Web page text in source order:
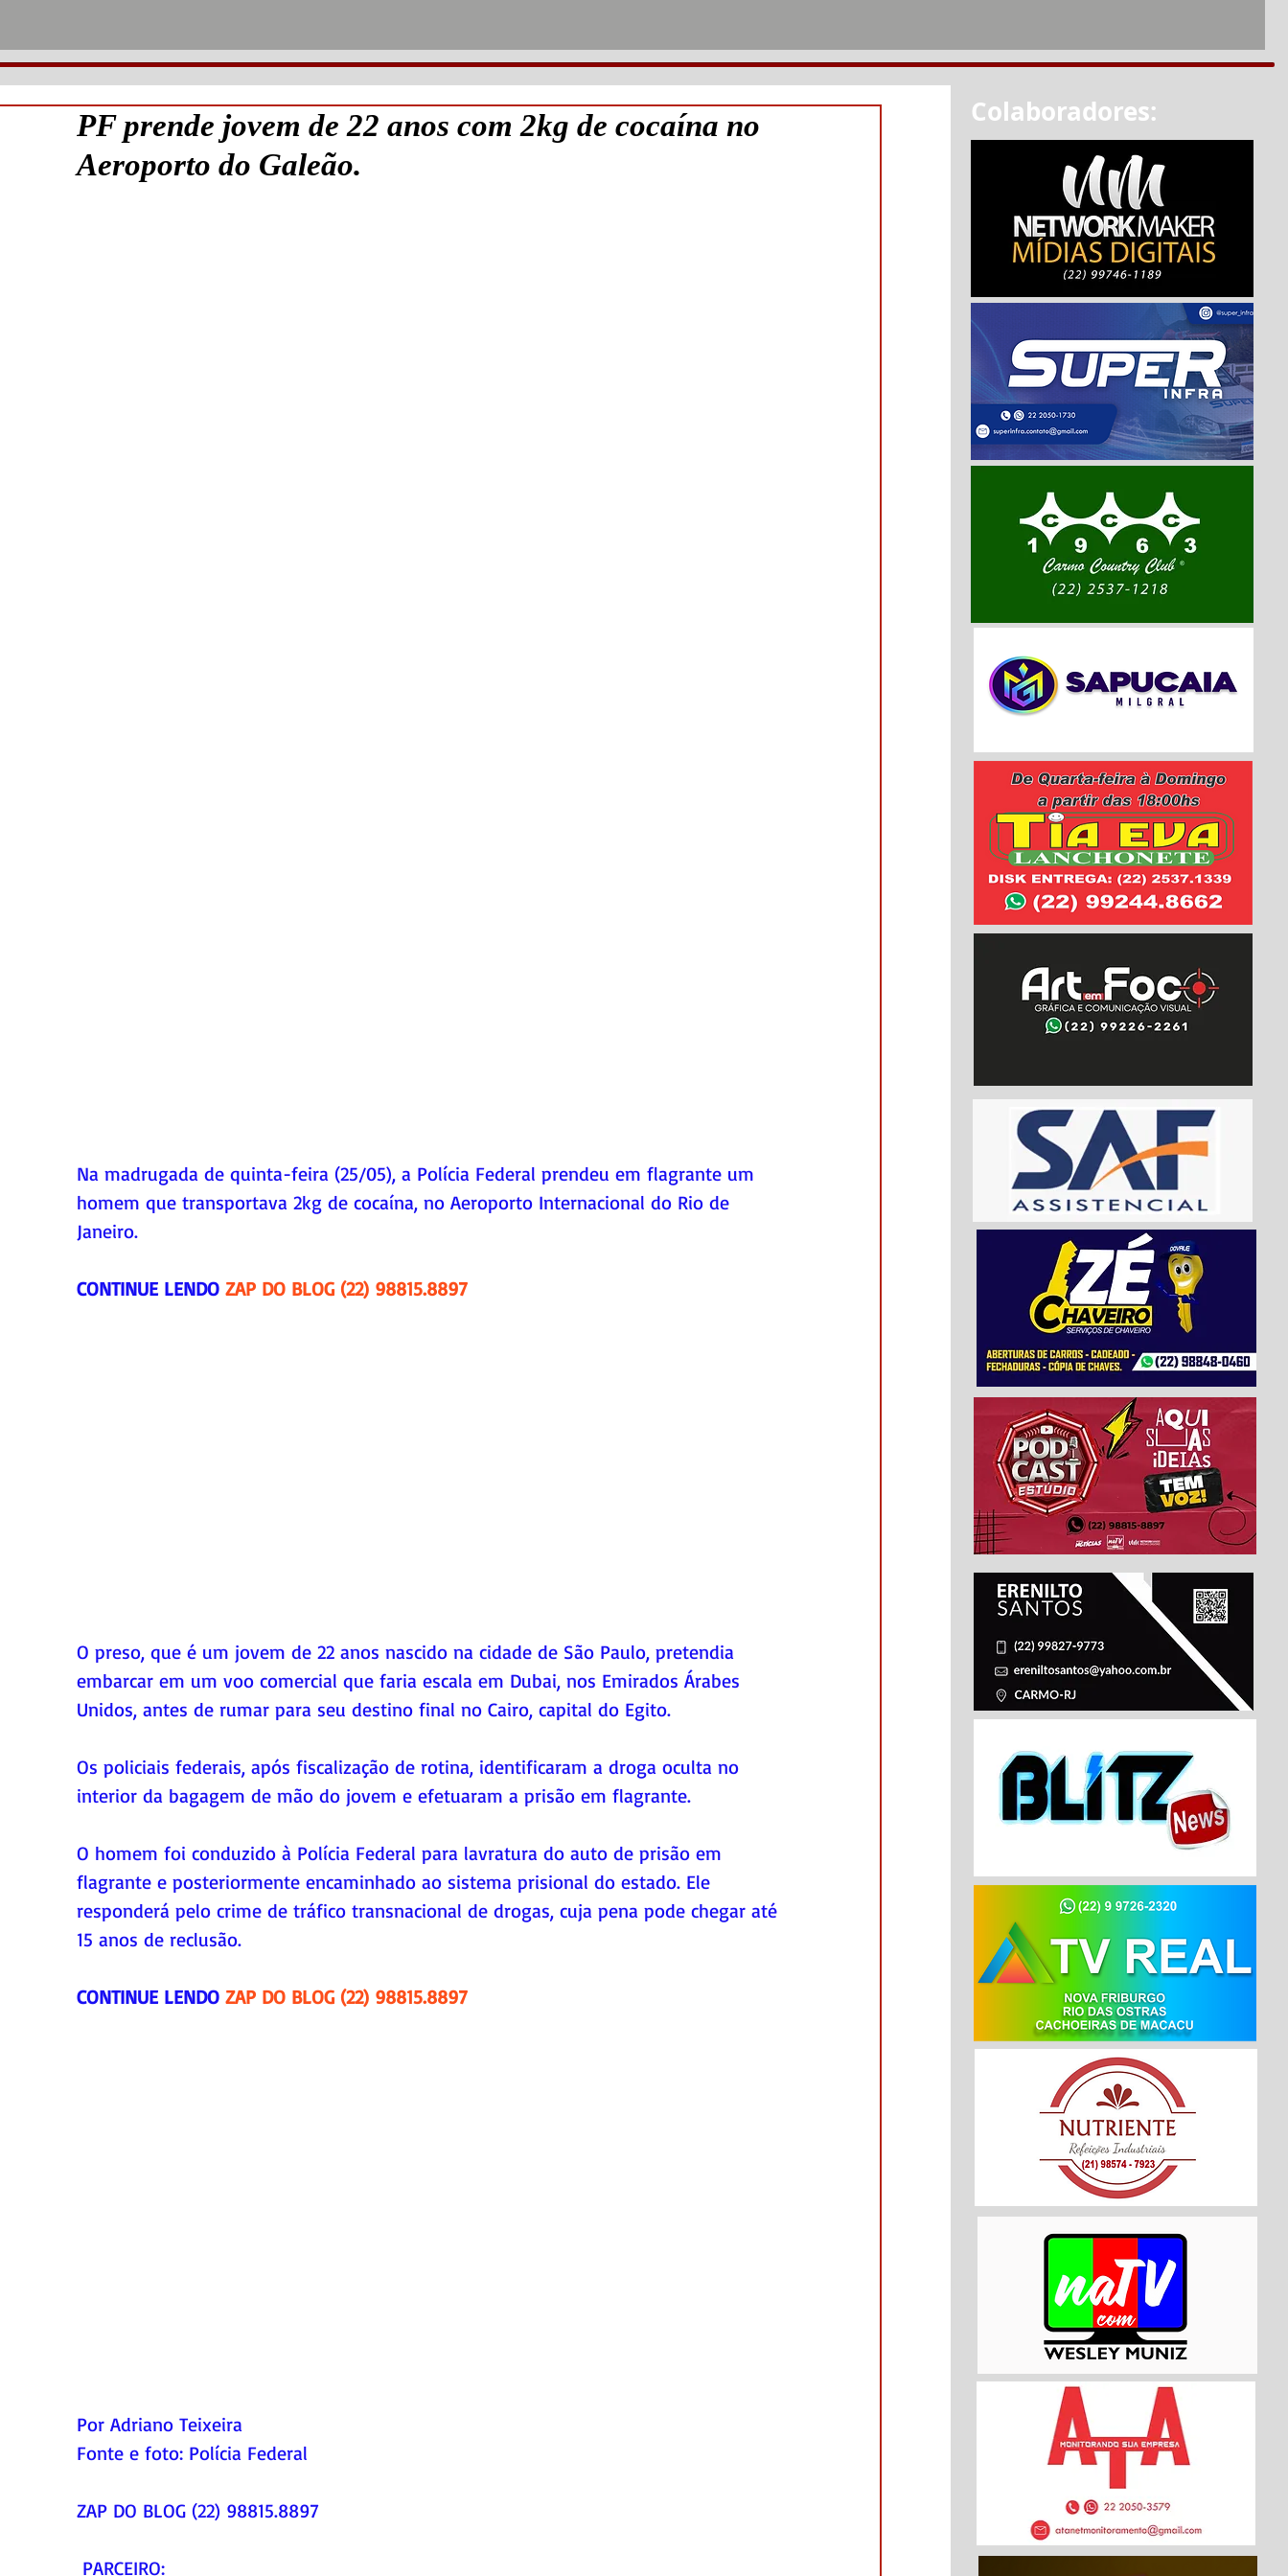
PF prende jovem de 22 anos com 2kg de cocaína no
Aeroporto do Galeão.
Na madrugada de quinta-feira (25/05), a Polícia Federal prendeu em flagrante um
homem que transportava 2kg de cocaína, no Aeroporto Internacional do Rio de
Janeiro.
CONTINUE LENDO ZAP DO BLOG (22) 98815.8897
O preso, que é um jovem de 22 anos nascido na cidade de São Paulo, pretendia
embarcar em um voo comercial que faria escala em Dubai, nos Emirados Árabes
Unidos, antes de rumar para seu destino final no Cairo, capital do Egito.
Os policiais federais, após fiscalização de rotina, identificaram a droga oculta no
interior da bagagem de mão do jovem e efetuaram a prisão em flagrante.
O homem foi conduzido à Polícia Federal para lavratura do auto de prisão em
flagrante e posteriormente encaminhado ao sistema prisional do estado. Ele
responderá pelo crime de tráfico transnacional de drogas, cuja pena pode chegar até
15 anos de reclusão.
CONTINUE LENDO ZAP DO BLOG (22) 98815.8897
Por Adriano Teixeira
Fonte e foto: Polícia Federal
ZAP DO BLOG (22) 98815.8897
PARCEIRO:
Colaboradores: